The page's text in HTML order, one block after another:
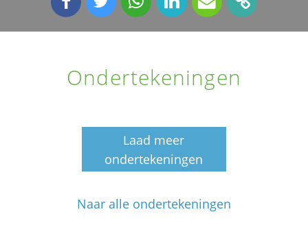
Ondertekeningen
Laad meer
ondertekeningen
Naar alle ondertekeningen